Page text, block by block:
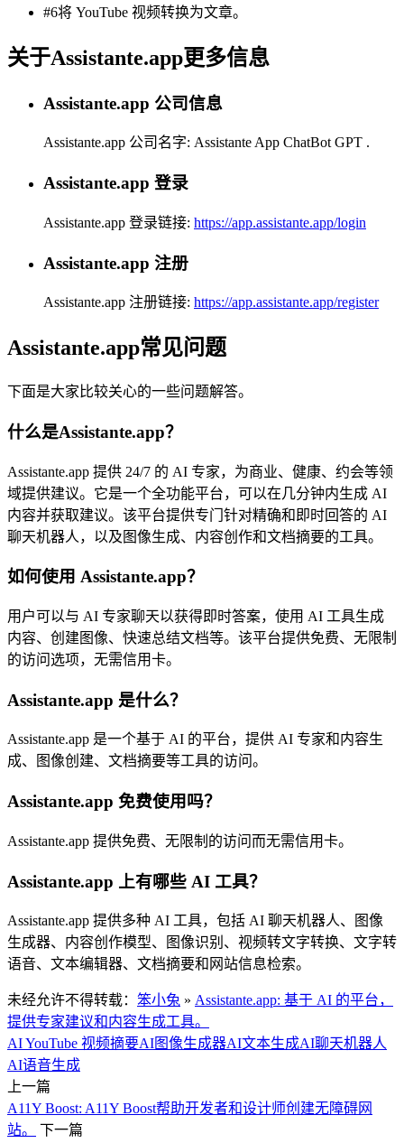
#6将 YouTube 视频转换为文章。
关于Assistante.app更多信息
Assistante.app 公司信息
Assistante.app 公司名字: Assistante App ChatBot GPT .
Assistante.app 登录
Assistante.app 登录链接: https://app.assistante.app/login
Assistante.app 注册
Assistante.app 注册链接: https://app.assistante.app/register
Assistante.app常见问题
下面是大家比较关心的一些问题解答。
什么是Assistante.app？
Assistante.app 提供 24/7 的 AI 专家，为商业、健康、约会等领
域提供建议。它是一个全功能平台，可以在几分钟内生成 AI
内容并获取建议。该平台提供专门针对精确和即时回答的 AI
聊天机器人，以及图像生成、内容创作和文档摘要的工具。
如何使用 Assistante.app？
用户可以与 AI 专家聊天以获得即时答案，使用 AI 工具生成
内容、创建图像、快速总结文档等。该平台提供免费、无限制
的访问选项，无需信用卡。
Assistante.app 是什么？
Assistante.app 是一个基于 AI 的平台，提供 AI 专家和内容生
成、图像创建、文档摘要等工具的访问。
Assistante.app 免费使用吗？
Assistante.app 提供免费、无限制的访问而无需信用卡。
Assistante.app 上有哪些 AI 工具？
Assistante.app 提供多种 AI 工具，包括 AI 聊天机器人、图像
生成器、内容创作模型、图像识别、视频转文字转换、文字转
语音、文本编辑器、文档摘要和网站信息检索。
未经允许不得转载： 笨小兔 » Assistante.app: 基于 AI 的平台，
提供专家建议和内容生成工具。
AI YouTube 视频摘要AI图像生成器AI文本生成AI聊天机器人
AI语音生成
上一篇
A11Y Boost: A11Y Boost帮助开发者和设计师创建无障碍网
站。
下一篇